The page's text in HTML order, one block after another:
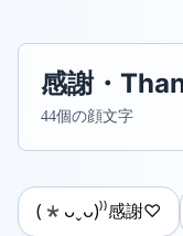
感謝・
44個の顔文字
(*ᴗˬᴗ)⁾⁾感謝♡